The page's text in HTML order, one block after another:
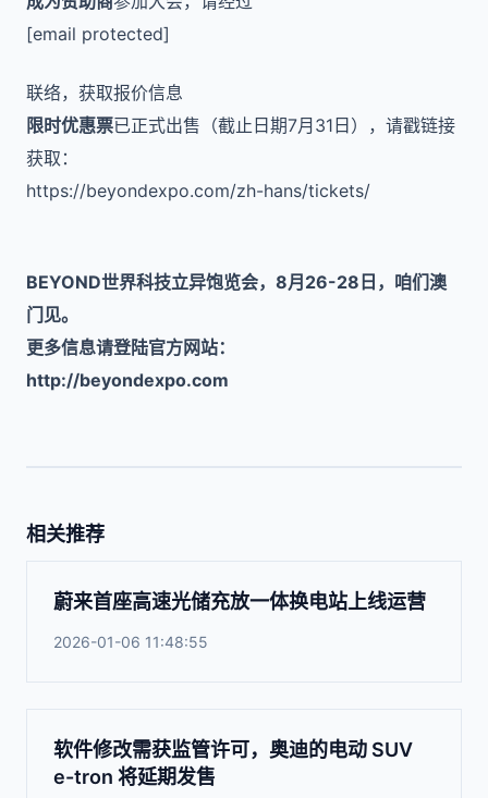
[email protected]
联络，获取报价信息
限时优惠票已正式出售（截止日期7月31日），请戳链接
获取：
https://beyondexpo.com/zh-hans/tickets/
BEYOND世界科技立异饱览会，8月26-28日，咱们澳
门见。
更多信息请登陆官方网站：
http://beyondexpo.com
相关推荐
蔚来首座高速光储充放一体换电站上线运营
2026-01-06 11:48:55
软件修改需获监管许可，奥迪的电动 SUV
e-tron 将延期发售